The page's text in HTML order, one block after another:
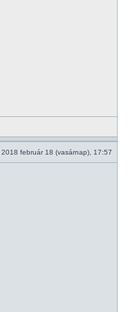
2018 február 18 (vasárnap), 17:57